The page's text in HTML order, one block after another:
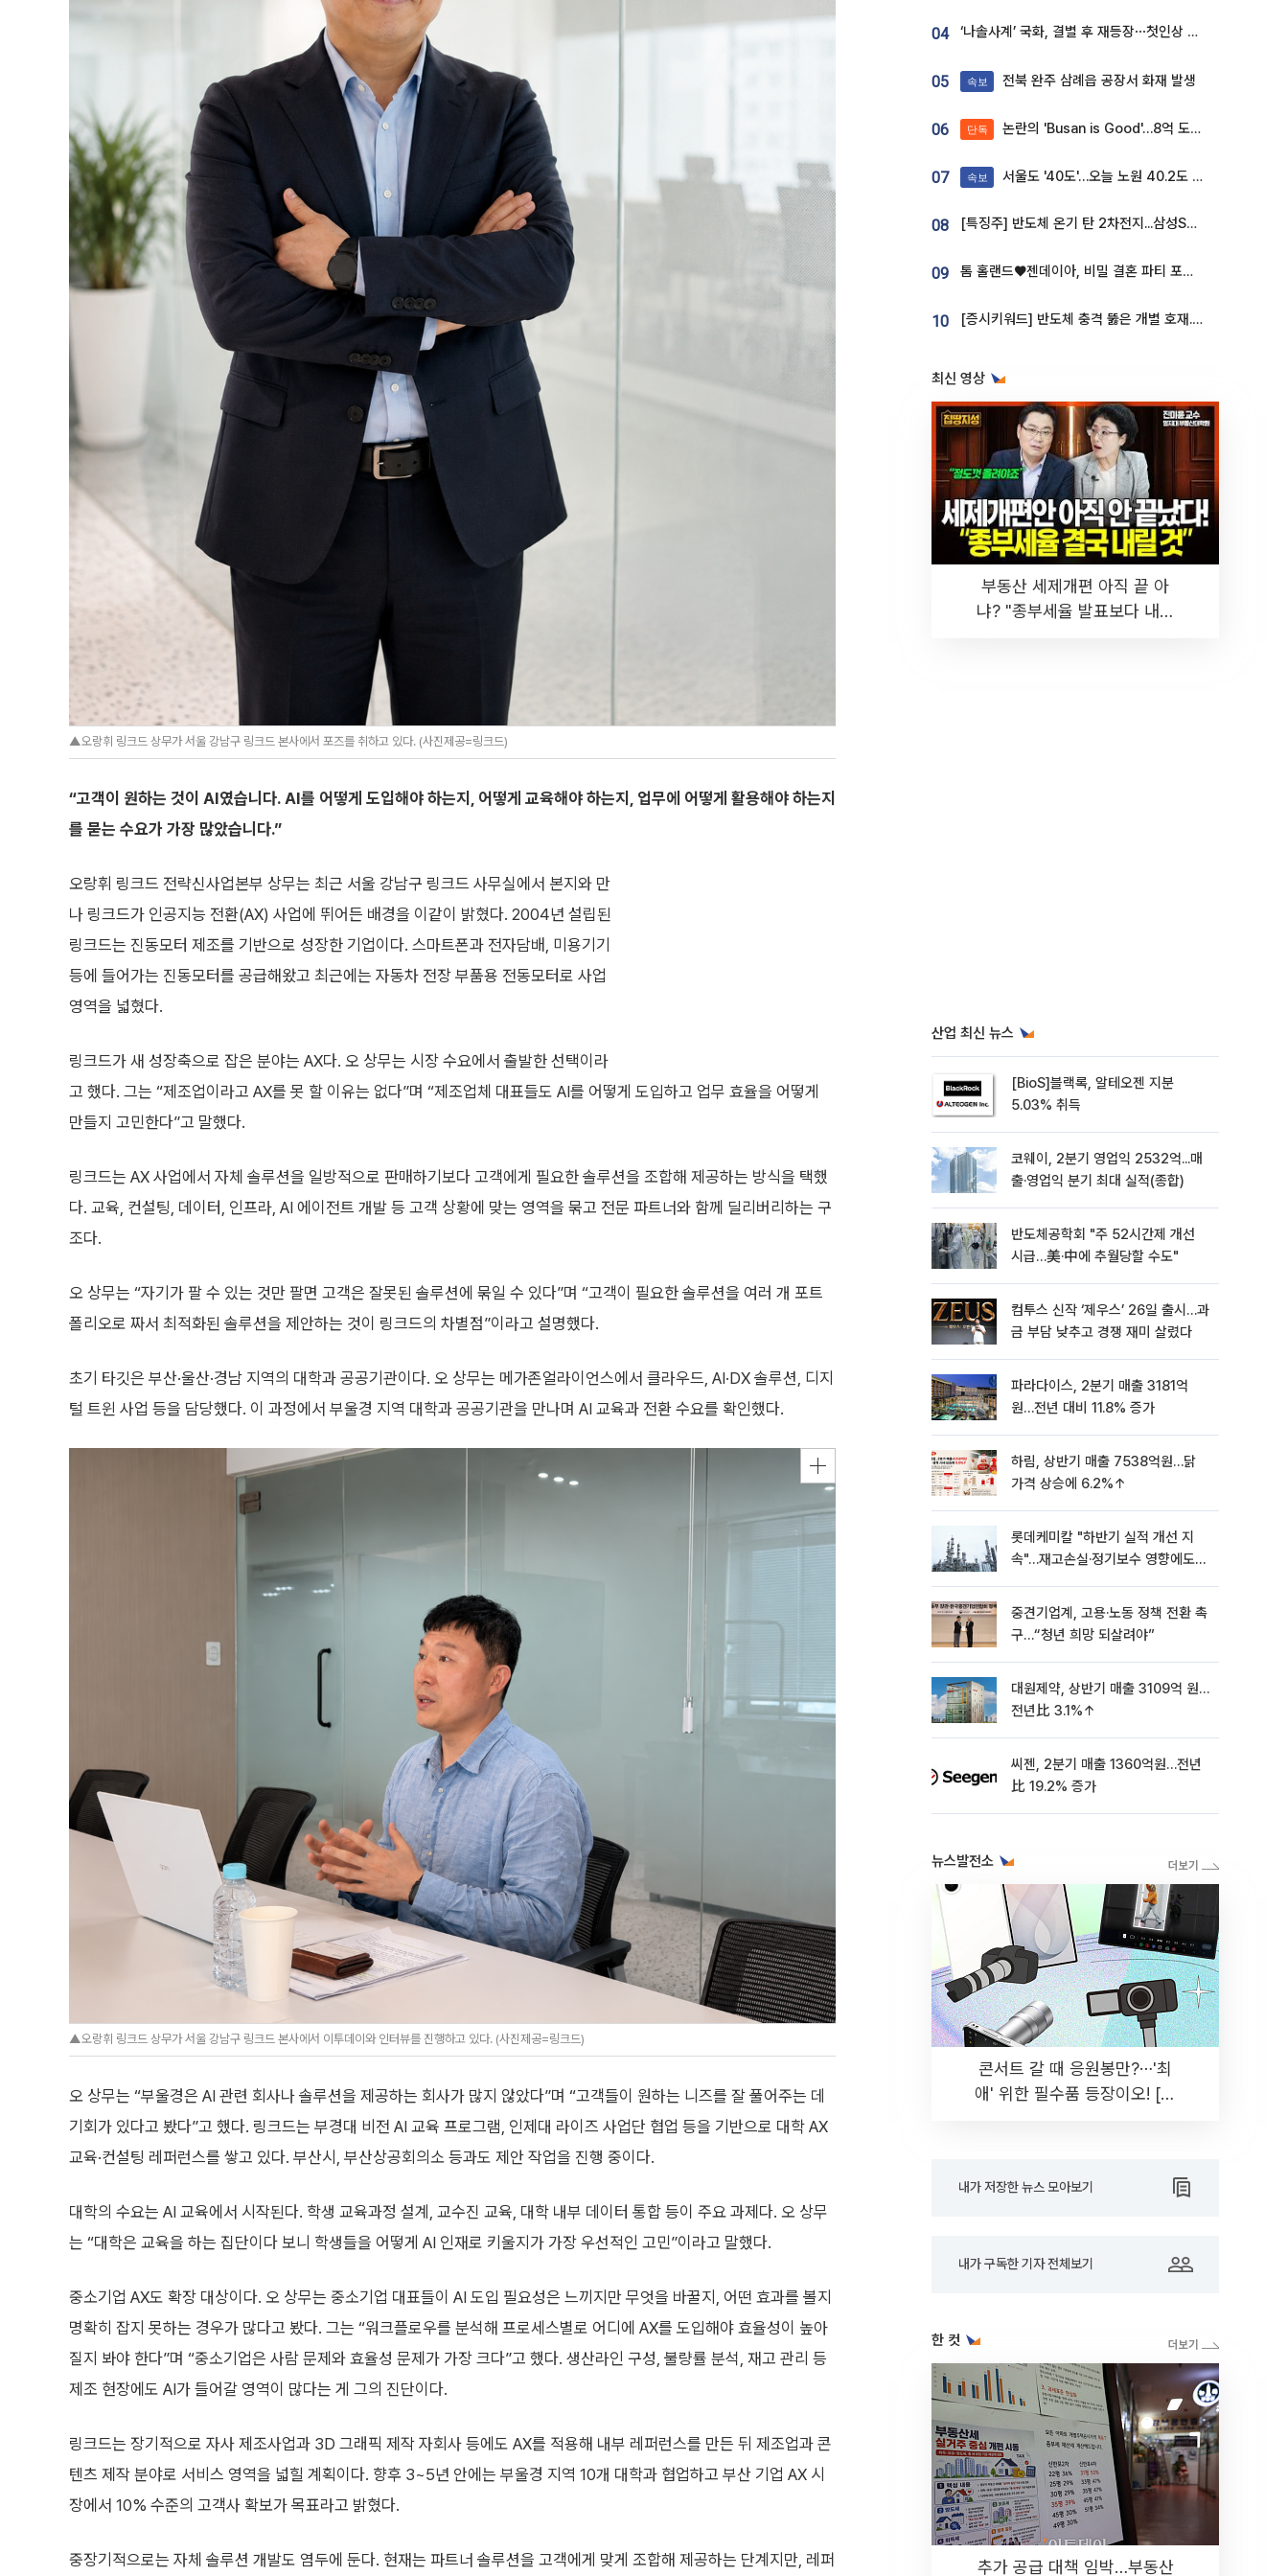
▲오랑휘 링크드 상무가 서울 강남구 링크드 본사에서 포즈를 취하고 있다. (사진제공=링크드)
“고객이 원하는 것이 AI였습니다. AI를 어떻게 도입해야 하는지, 어떻게 교육해야 하는지, 업무에 어떻게 활용해야 하는지
를 묻는 수요가 가장 많았습니다.”
오랑휘 링크드 전략신사업본부 상무는 최근 서울 강남구 링크드 사무실에서 본지와 만
나 링크드가 인공지능 전환(AX) 사업에 뛰어든 배경을 이같이 밝혔다. 2004년 설립된
링크드는 진동모터 제조를 기반으로 성장한 기업이다. 스마트폰과 전자담배, 미용기기
등에 들어가는 진동모터를 공급해왔고 최근에는 자동차 전장 부품용 전동모터로 사업
영역을 넓혔다.
링크드가 새 성장축으로 잡은 분야는 AX다. 오 상무는 시장 수요에서 출발한 선택이라
고 했다. 그는 “제조업이라고 AX를 못 할 이유는 없다”며 “제조업체 대표들도 AI를 어떻게 도입하고 업무 효율을 어떻게
만들지 고민한다”고 말했다.
링크드는 AX 사업에서 자체 솔루션을 일방적으로 판매하기보다 고객에게 필요한 솔루션을 조합해 제공하는 방식을 택했
다. 교육, 컨설팅, 데이터, 인프라, AI 에이전트 개발 등 고객 상황에 맞는 영역을 묶고 전문 파트너와 함께 딜리버리하는 구
조다.
오 상무는 “자기가 팔 수 있는 것만 팔면 고객은 잘못된 솔루션에 묶일 수 있다”며 “고객이 필요한 솔루션을 여러 개 포트
폴리오로 짜서 최적화된 솔루션을 제안하는 것이 링크드의 차별점”이라고 설명했다.
초기 타깃은 부산·울산·경남 지역의 대학과 공공기관이다. 오 상무는 메가존얼라이언스에서 클라우드, AI·DX 솔루션, 디지
털 트윈 사업 등을 담당했다. 이 과정에서 부울경 지역 대학과 공공기관을 만나며 AI 교육과 전환 수요를 확인했다.
▲오랑휘 링크드 상무가 서울 강남구 링크드 본사에서 이투데이와 인터뷰를 진행하고 있다. (사진제공=링크드)
오 상무는 “부울경은 AI 관련 회사나 솔루션을 제공하는 회사가 많지 않았다”며 “고객들이 원하는 니즈를 잘 풀어주는 데
기회가 있다고 봤다”고 했다. 링크드는 부경대 비전 AI 교육 프로그램, 인제대 라이즈 사업단 협업 등을 기반으로 대학 AX
교육·컨설팅 레퍼런스를 쌓고 있다. 부산시, 부산상공회의소 등과도 제안 작업을 진행 중이다.
대학의 수요는 AI 교육에서 시작된다. 학생 교육과정 설계, 교수진 교육, 대학 내부 데이터 통합 등이 주요 과제다. 오 상무
는 “대학은 교육을 하는 집단이다 보니 학생들을 어떻게 AI 인재로 키울지가 가장 우선적인 고민”이라고 말했다.
중소기업 AX도 확장 대상이다. 오 상무는 중소기업 대표들이 AI 도입 필요성은 느끼지만 무엇을 바꿀지, 어떤 효과를 볼지
명확히 잡지 못하는 경우가 많다고 봤다. 그는 “워크플로우를 분석해 프로세스별로 어디에 AX를 도입해야 효율성이 높아
질지 봐야 한다”며 “중소기업은 사람 문제와 효율성 문제가 가장 크다”고 했다. 생산라인 구성, 불량률 분석, 재고 관리 등
제조 현장에도 AI가 들어갈 영역이 많다는 게 그의 진단이다.
링크드는 장기적으로 자사 제조사업과 3D 그래픽 제작 자회사 등에도 AX를 적용해 내부 레퍼런스를 만든 뒤 제조업과 콘
텐츠 제작 분야로 서비스 영역을 넓힐 계획이다. 향후 3~5년 안에는 부울경 지역 10개 대학과 협업하고 부산 기업 AX 시
장에서 10% 수준의 고객사 확보가 목표라고 밝혔다.
중장기적으로는 자체 솔루션 개발도 염두에 둔다. 현재는 파트너 솔루션을 고객에게 맞게 조합해 제공하는 단계지만, 레퍼
04 ‘나솔사계’ 국화, 결별 후 재등장⋯첫인상 투표 휩쓸고 ‘인기녀’ 등극
05 속보 전북 완주 삼례읍 공장서 화재 발생
06 단독 논란의 'Busan is Good'…8억 도시브랜드, 용산 대통령실 CI 업체가 수행
07 속보 서울도 '40도'…오늘 노원 40.2도 기록
08 [특징주] 반도체 온기 탄 2차전지...삼성SDI, 장 초반 7% 넘게 껑충
09 톰 홀랜드♥젠데이아, 비밀 결혼 파티 포착⋯호텔 대관비만 9억
10 [증시키워드] 반도체 충격 뚫은 개별 호재...포스코퓨처엠·에코프로·한화솔루션 '눈길'
최신 영상
부동산 세제개편 아직 끝 아
냐? "종부세율 발표보다 내릴
산업 최신 뉴스
[BioS]블랙록, 알테오젠 지분
5.03% 취득
코웨이, 2분기 영업익 2532억...매
출·영업익 분기 최대 실적(종합)
반도체공학회 "주 52시간제 개선
시급…美·中에 추월당할 수도"
컴투스 신작 ‘제우스’ 26일 출시…과
금 부담 낮추고 경쟁 재미 살렸다
파라다이스, 2분기 매출 3181억
원…전년 대비 11.8% 증가
하림, 상반기 매출 7538억원…닭
가격 상승에 6.2%↑
롯데케미칼 "하반기 실적 개선 지
속"…재고손실·정기보수 영향에도
중견기업계, 고용·노동 정책 전환 촉
구…“청년 희망 되살려야”
대원제약, 상반기 매출 3109억 원…
전년比 3.1%↑
씨젠, 2분기 매출 1360억원…전년
比 19.2% 증가
뉴스발전소
콘서트 갈 때 응원봉만?⋯'최
애' 위한 필수품 등장이오! [솔
내가 저장한 뉴스 모아보기
내가 구독한 기자 전체보기
한 컷
추가 공급 대책 임박…부동산